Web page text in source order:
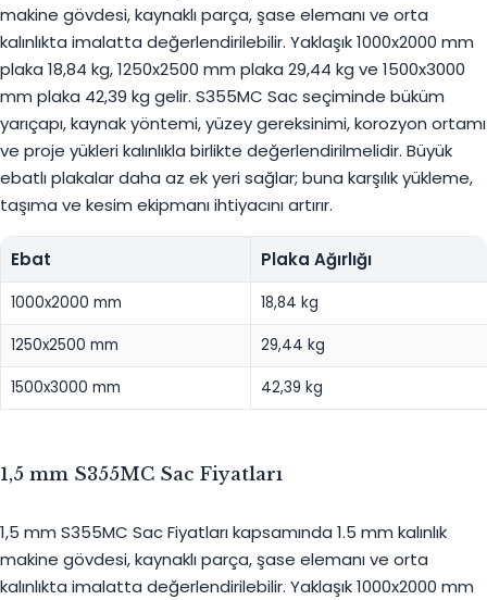
makine gövdesi, kaynaklı parça, şase elemanı ve orta
kalınlıkta imalatta değerlendirilebilir. Yaklaşık 1000x2000 mm
plaka 18,84 kg, 1250x2500 mm plaka 29,44 kg ve 1500x3000
mm plaka 42,39 kg gelir. S355MC Sac seçiminde büküm
yarıçapı, kaynak yöntemi, yüzey gereksinimi, korozyon ortamı
ve proje yükleri kalınlıkla birlikte değerlendirilmelidir. Büyük
ebatlı plakalar daha az ek yeri sağlar; buna karşılık yükleme,
taşıma ve kesim ekipmanı ihtiyacını artırır.
Ebat Plaka Ağırlığı
1000x2000 mm 18,84 kg
1250x2500 mm 29,44 kg
1500x3000 mm 42,39 kg
1,5 mm S355MC Sac Fiyatları
1,5 mm S355MC Sac Fiyatları kapsamında 1.5 mm kalınlık
makine gövdesi, kaynaklı parça, şase elemanı ve orta
kalınlıkta imalatta değerlendirilebilir. Yaklaşık 1000x2000 mm